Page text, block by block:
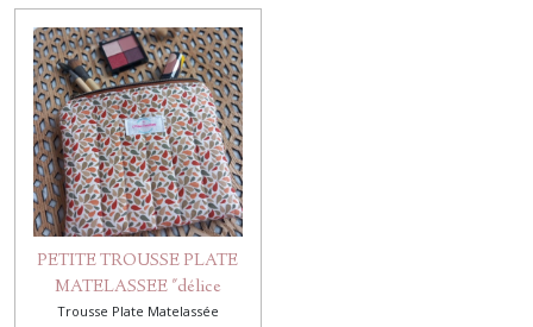
PETITE TROUSSE PLATE
MATELASSEE "délice
d'automne"
Trousse Plate Matelassée